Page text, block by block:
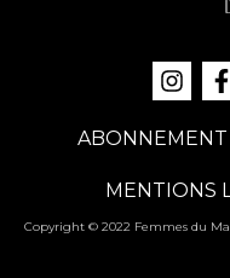
ABONNEMENT
MENTIONS
Copyright © 2022 Femmes du